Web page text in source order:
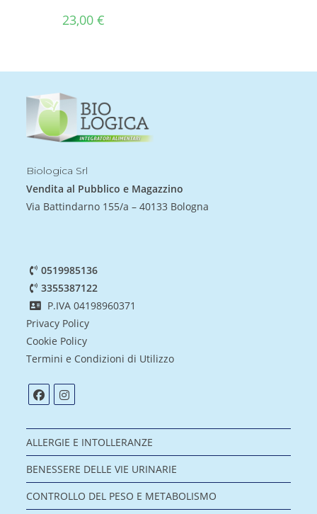
23,00€
Biologica Srl
Vendita al Pubblico e Magazzino
Via Battindarno 155/a – 40133 Bologna
0519985136
3355387122
P.IVA 04198960371
Privacy Policy
Cookie Policy
Termini e Condizioni di Utilizzo
ALLERGIE E INTOLLERANZE
BENESSERE DELLE VIE URINARIE
CONTROLLO DEL PESO E METABOLISMO